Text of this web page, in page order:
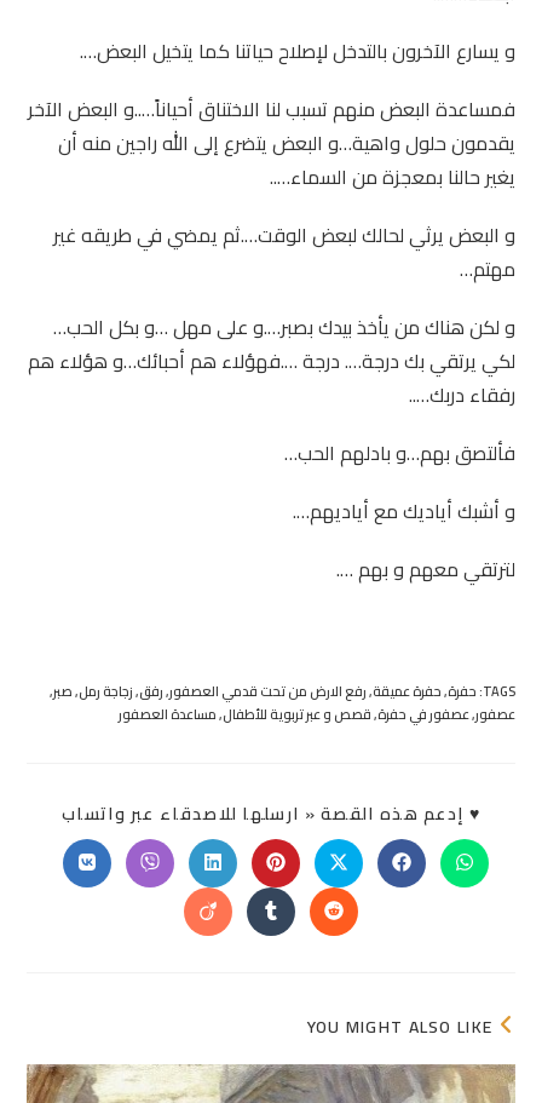
و يسارع الآخرون بالتدخل لإصلاح حياتنا كما يتخيل البعض….
فمساعدة البعض منهم تسبب لنا الاختناق أحياناً…..و البعض الآخر
يقدمون حلول واهية…و البعض يتضرع إلى الله راجين منه أن
يغير حالنا بمعجزة من السماء…..
و البعض يرثي لحالك لبعض الوقت….ثم يمضي في طريقه غير
مهتم…
و لكن هناك من يأخذ بيدك بصبر….و على مهل …و بكل الحب…
لكي يرتقي بك درجة…. درجة ….فهؤلاء هم أحبائك…و هؤلاء هم
رفقاء دربك…..
فألتصق بهم…و بادلهم الحب…
و أشبك أياديك مع أياديهم….
لترتقي معهم و بهم ….
TAGS: حفرة,حفرة عميقة,رفع الارض من تحت قدمي العصفور,رفق,زجاجة رمل,صبر,
عصفور,عصفور في حفرة,قصص و عبر تربوية للأطفال,مساعدة العصفور
♥ إدعم هذه القصة « ارسلها للاصدقاء عبر واتسابSHARE
Opens
in
Opens
in
window
Opens
in
a
new
window
Opens
in
a
new
window
Opens
in
a
new
window
Opens
in
Opens
in
Opens
in
Opens
in
Opens
in
YOU MIGHT ALSO LIKE